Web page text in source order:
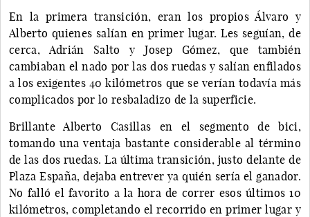
En la primera transición, eran los propios Álvaro y
Alberto quienes salían en primer lugar. Les seguían, de
cerca, Adrián Salto y Josep Gómez, que también
cambiaban el nado por las dos ruedas y salían enfilados
a los exigentes 40 kilómetros que se verían todavía más
complicados por lo resbaladizo de la superficie.
Brillante Alberto Casillas en el segmento de bici,
tomando una ventaja bastante considerable al término
de las dos ruedas. La última transición, justo delante de
Plaza España, dejaba entrever ya quién sería el ganador.
No falló el favorito a la hora de correr esos últimos 10
kilómetros, completando el recorrido en primer lugar y